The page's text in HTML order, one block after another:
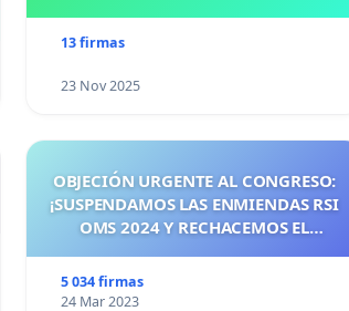
13 firmas
23 Nov 2025
OBJECIÓN URGENTE AL CONGRESO:
¡SUSPENDAMOS LAS ENMIENDAS RSI
OMS 2024 Y RECHACEMOS EL
MAYO 2026! ¡CIUDADANOS DE
ESPAÑA, ACTUEMOS ANTES DE QUE
5 034 firmas
24 Mar 2023